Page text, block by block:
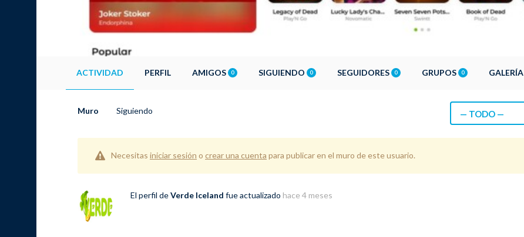
ACTIVIDAD PERFIL AMIGOS 0 SIGUIENDO 0 SEGUIDORES 0 GRUPOS 0 GALERÍA
Muro Siguiendo — TODO —
Necesitas iniciar sesión o crear una cuenta para publicar en el muro de este usuario.
El perfil deVerde Iceland fue actualizado hace 4 meses